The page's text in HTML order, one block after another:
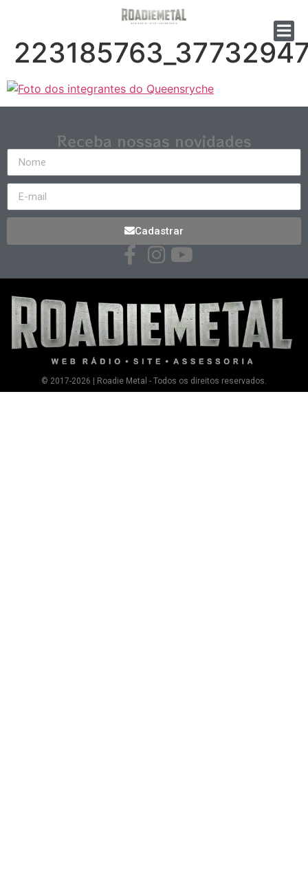
Receba nossas novidades
Cadastrar
© 2017-2026 | Roadie Metal - Todos os direitos reservados.